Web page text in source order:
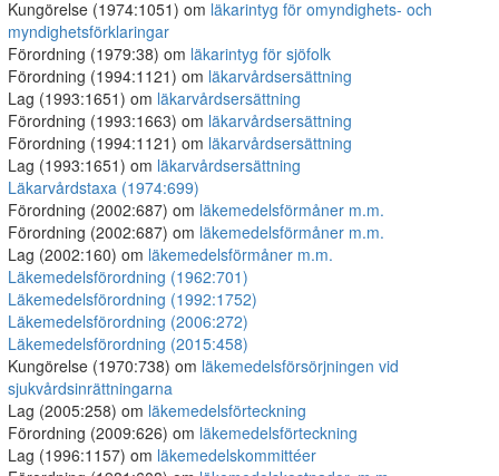
Kungörelse (1974:1051) om läkarintyg för omyndighets- och
myndighetsförklaringar
Förordning (1979:38) om läkarintyg för sjöfolk
Förordning (1994:1121) om läkarvårdsersättning
Lag (1993:1651) om läkarvårdsersättning
Förordning (1993:1663) om läkarvårdsersättning
Förordning (1994:1121) om läkarvårdsersättning
Lag (1993:1651) om läkarvårdsersättning
Läkarvårdstaxa (1974:699)
Förordning (2002:687) om läkemedelsförmåner m.m.
Förordning (2002:687) om läkemedelsförmåner m.m.
Lag (2002:160) om läkemedelsförmåner m.m.
Läkemedelsförordning (1962:701)
Läkemedelsförordning (1992:1752)
Läkemedelsförordning (2006:272)
Läkemedelsförordning (2015:458)
Kungörelse (1970:738) om läkemedelsförsörjningen vid
sjukvårdsinrättningarna
Lag (2005:258) om läkemedelsförteckning
Förordning (2009:626) om läkemedelsförteckning
Lag (1996:1157) om läkemedelskommittéer